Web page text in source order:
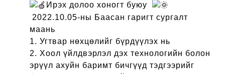
Ирэх долоо хоногт буюу
2022.10.05-ны Баасан гаригт сургалт
маань
1. Угтвар нөхцөлийг бүрдүүлэх нь
2. Хоол үйлдвэрлэл дэх технологийн болон
эрүүл ахуйн баримт бичгүүд тэдгээрийг